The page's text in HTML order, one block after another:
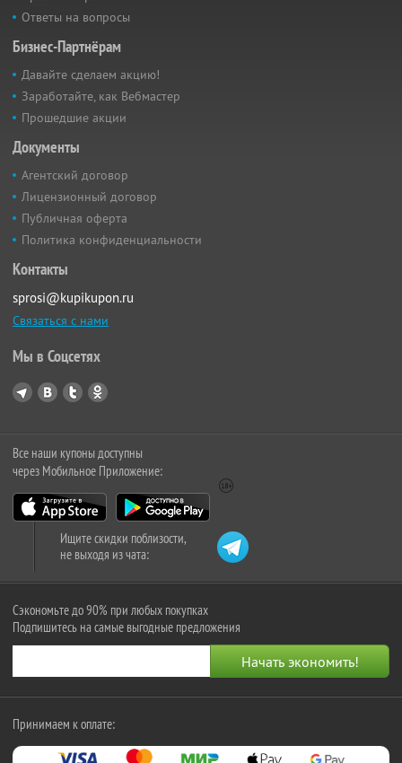
Ответы на вопросы
Бизнес-Партнёрам
Давайте сделаем акцию!
Заработайте, как Вебмастер
Прошедшие акции
Документы
Агентский договор
Лицензионный договор
Публичная оферта
Политика конфиденциальности
Контакты
sprosi@kupikupon.ru
Связаться с нами
Мы в Соцсетях
Все наши купоны доступны
через Мобильное Приложение:
Ищите скидки поблизости,
не выходя из чата:
Сэкономьте до 90% при любых покупках
Подпишитесь на самые выгодные предложения
Принимаем к оплате: